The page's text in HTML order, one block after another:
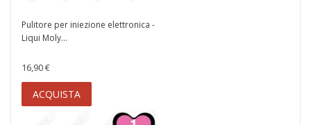
Pulitore per iniezione elettronica -
Liqui Moly...
16,90 €
ACQUISTA